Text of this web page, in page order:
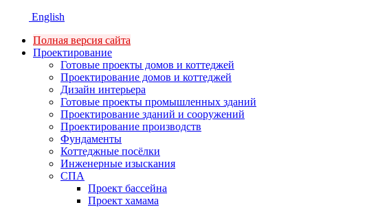
English
Полная версия сайта
Проектирование
Готовые проекты домов и коттеджей
Проектирование домов и коттеджей
Дизайн интерьера
Готовые проекты промышленных зданий
Проектирование зданий и сооружений
Проектирование производств
Фундаменты
Коттеджные посёлки
Инженерные изыскания
СПА
Проект бассейна
Проект хамама